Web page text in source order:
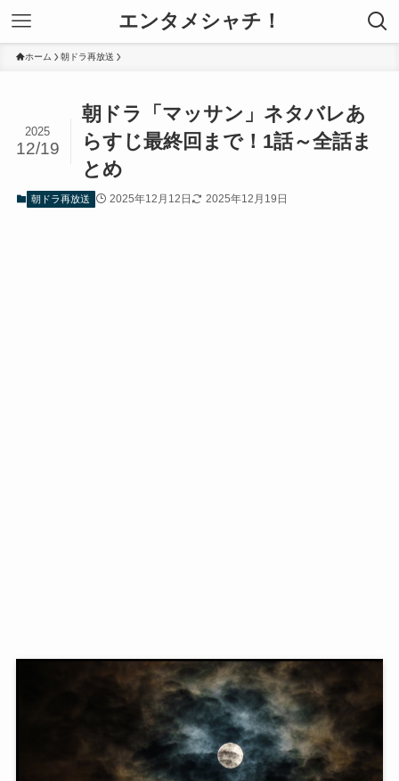
エンタメシャチ！
ホーム 朝ドラ再放送
朝ドラ「マッサン」ネタバレあ
らすじ最終回まで！1話～全話ま
とめ
2025
12/19
朝ドラ再放送 2025年12月12日 2025年12月19日